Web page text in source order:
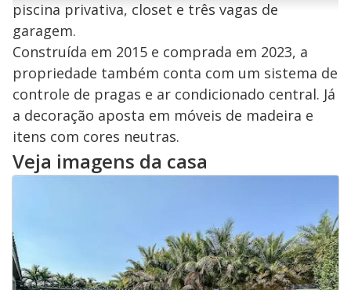
a
y
V
i
d
e
n
d
u
n
M
u
d
o
piscina privativa, closet e três vagas de
garagem.
Construída em 2015 e comprada em 2023, a
propriedade também conta com um sistema de
controle de pragas e ar condicionado central. Já
a decoração aposta em móveis de madeira e
itens com cores neutras.
Veja imagens da casa